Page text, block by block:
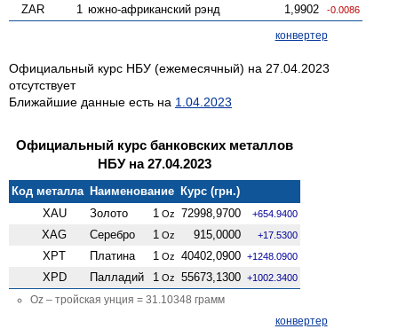
ZAR 1 южно-африканский рэнд 1,9902 -0.0086
конвертер
Официальный курс НБУ (ежемесячный) на 27.04.2023
отсутствует
Ближайшие данные есть на 1.04.2023
Официальный курс банковских металлов
НБУ на 27.04.2023
Код металла Наименование Курс (грн.)
XAU
Золото 1 Oz 72998,9700 +654.9400
XAG Серебро 1 Oz 915,0000 +17.5300
XPT Платина 1 Oz 40402,0900 +1248.0900
XPD Палладий 1 Oz 55673,1300 +1002.3400
Oz – тройская унция = 31.10348 грамм
конвертер